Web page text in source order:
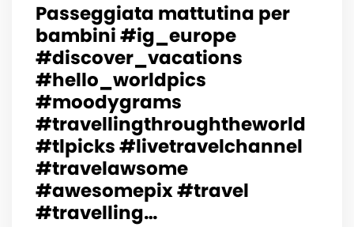
Passeggiata mattutina per
bambini #ig_europe
#discover_vacations
#hello_worldpics
#moodygrams
#travellingthroughtheworld
#tlpicks #livetravelchannel
#travelawsome
#awesomepix #travel
#travelling…